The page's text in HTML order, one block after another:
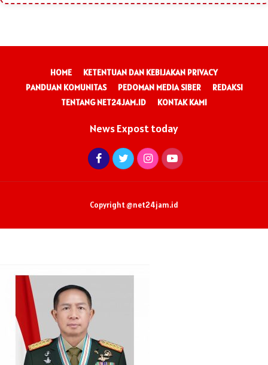
HOME
KETENTUAN DAN KEBIJAKAN PRIVACY
PANDUAN KOMUNITAS
PEDOMAN MEDIA SIBER
REDAKSI
TENTANG NET24JAM.ID
KONTAK KAMI
News Expost today
Copyright @net24jam.id